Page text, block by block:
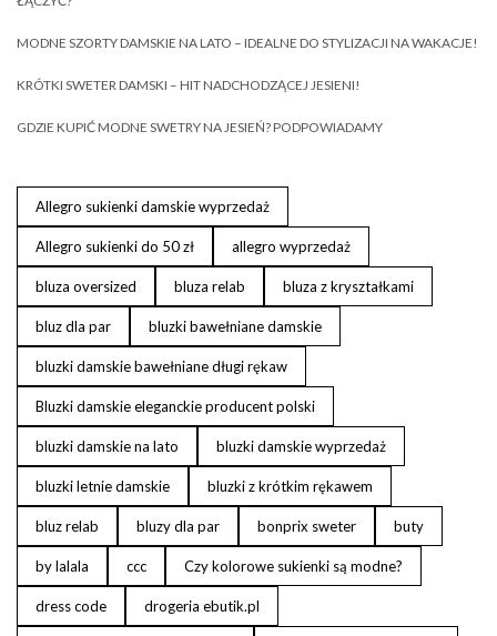
MODNE SZORTY DAMSKIE NA LATO – IDEALNE DO STYLIZACJI NA WAKACJE!
KRÓTKI SWETER DAMSKI – HIT NADCHODZĄCEJ JESIENI!
GDZIE KUPIĆ MODNE SWETRY NA JESIEŃ? PODPOWIADAMY
Allegro sukienki damskie wyprzedaż
Allegro sukienki do 50 zł allegro wyprzedaż
bluza oversized bluza relab bluza z kryształkami
bluz dla par bluzki bawełniane damskie
bluzki damskie bawełniane długi rękaw
Bluzki damskie eleganckie producent polski
bluzki damskie na lato bluzki damskie wyprzedaż
bluzki letnie damskie bluzki z krótkim rękawem
bluz relab bluzy dla par bonprix sweter buty
by lalala ccc Czy kolorowe sukienki są modne?
dress code drogeria ebutik.pl